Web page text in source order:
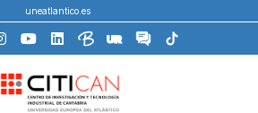
uneatlantico.es